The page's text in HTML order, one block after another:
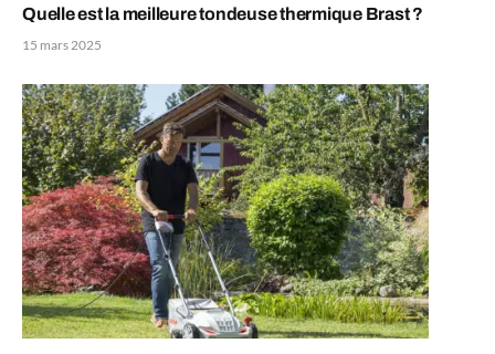
Quelle est la meilleure tondeuse thermique Brast ?
15 mars 2025